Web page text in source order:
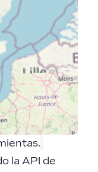
la API de